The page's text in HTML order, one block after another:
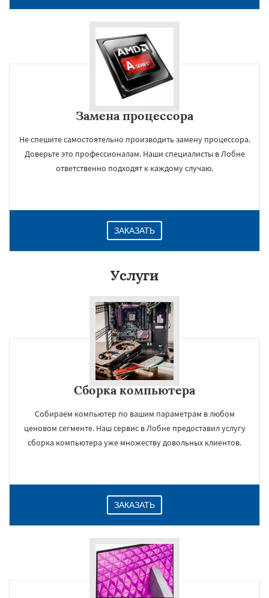
Замена процессора
Не спешите самостоятельно производить замену процессора.
Доверьте это профессионалам. Наши специалисты в Лобне
ответственно подходят к каждому случаю.
ЗАКАЗАТЬ
Услуги
Сборка компьютера
Собираем компьютер по вашим параметрам в любом
ценовом сегменте. Наш сервис в Лобне предоставил услугу
сборка компьютера уже множеству довольных клиентов.
ЗАКАЗАТЬ
×